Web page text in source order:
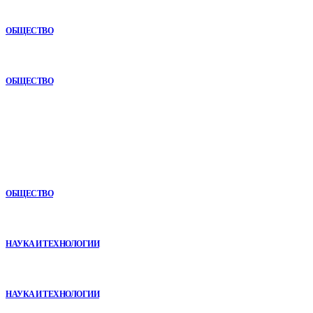
ОБЩЕСТВО
ОБЩЕСТВО
ОБЩЕСТВО
НАУКА И ТЕХНОЛОГИИ
НАУКА И ТЕХНОЛОГИИ